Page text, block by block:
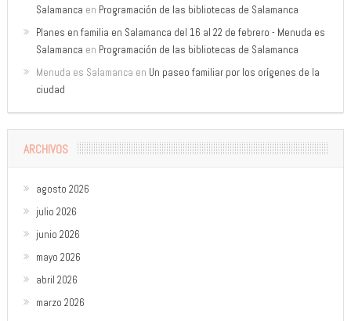
Salamanca en Programación de las bibliotecas de Salamanca
Planes en familia en Salamanca del 16 al 22 de febrero - Menuda es
Salamanca en Programación de las bibliotecas de Salamanca
Menuda es Salamanca en Un paseo familiar por los orígenes de la
ciudad
ARCHIVOS
agosto 2026
julio 2026
junio 2026
mayo 2026
abril 2026
marzo 2026